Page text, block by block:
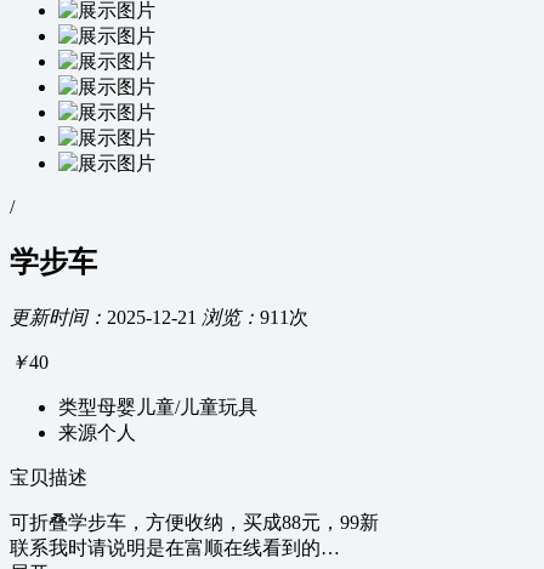
/
学步车
更新时间： 2025-12-21 浏览： 911次
￥40
类型母婴儿童/儿童玩具
来源个人
宝贝描述
可折叠学步车，方便收纳，买成88元，99新
联系我时请说明是在富顺在线看到的…